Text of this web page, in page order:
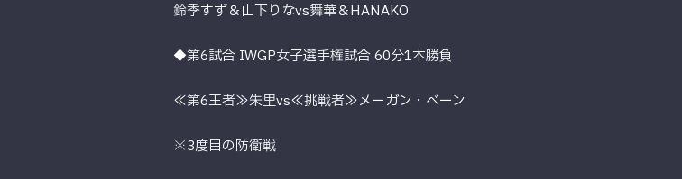
鈴季すず＆山下りなvs舞華＆HANAKO
◆第6試合 IWGP女子選手権試合 60分1本勝負
≪第6王者≫朱里vs≪挑戦者≫メーガン・ベーン
※3度目の防衛戦